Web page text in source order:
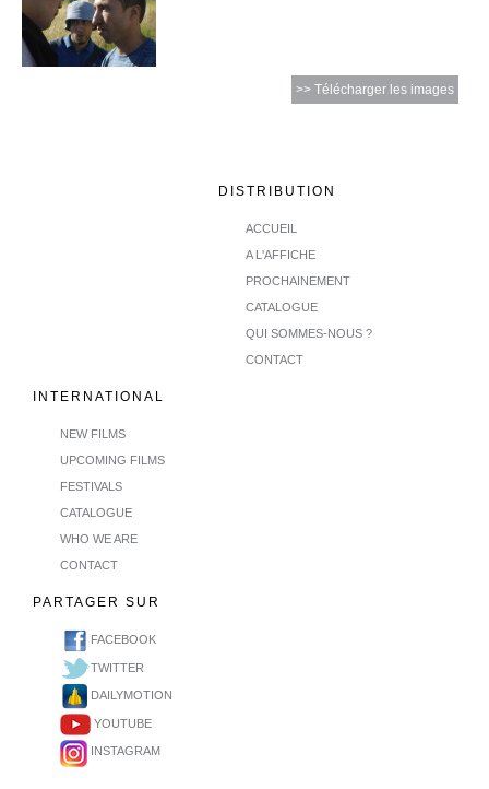
>> Télécharger les images
DISTRIBUTION
ACCUEIL
A L'AFFICHE
PROCHAINEMENT
CATALOGUE
QUI SOMMES-NOUS ?
CONTACT
INTERNATIONAL
NEW FILMS
UPCOMING FILMS
FESTIVALS
CATALOGUE
WHO WE ARE
CONTACT
PARTAGER SUR
FACEBOOK
TWITTER
DAILYMOTION
YOUTUBE
INSTAGRAM